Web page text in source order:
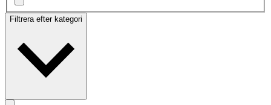
Filtrera efter kategori